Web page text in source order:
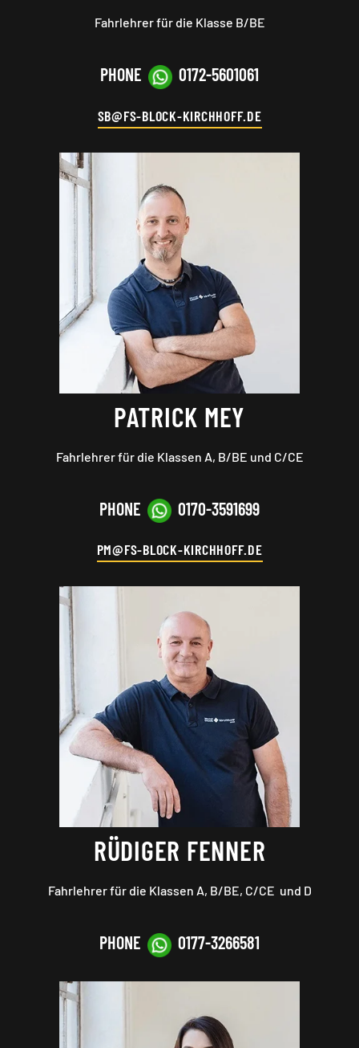
Fahrlehrer für die Klasse B/BE
PHONE 0172-5601061
SB@FS-BLOCK-KIRCHHOFF.DE
PATRICK MEY
Fahrlehrer für die Klassen A, B/BE und C/CE
PHONE 0170-3591699
PM@FS-BLOCK-KIRCHHOFF.DE
RÜDIGER FENNER
Fahrlehrer für die Klassen A, B/BE, C/CE und D
PHONE 0177-3266581